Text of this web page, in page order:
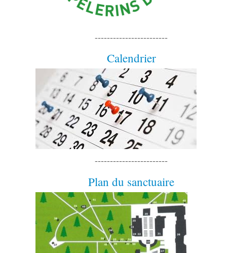
------------------------
Calendrier
------------------------
Plan du sanctuaire